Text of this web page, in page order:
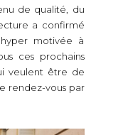
de qualité, du
a confirmé
motivée à
ces prochains
veulent être de
rendez-vous par